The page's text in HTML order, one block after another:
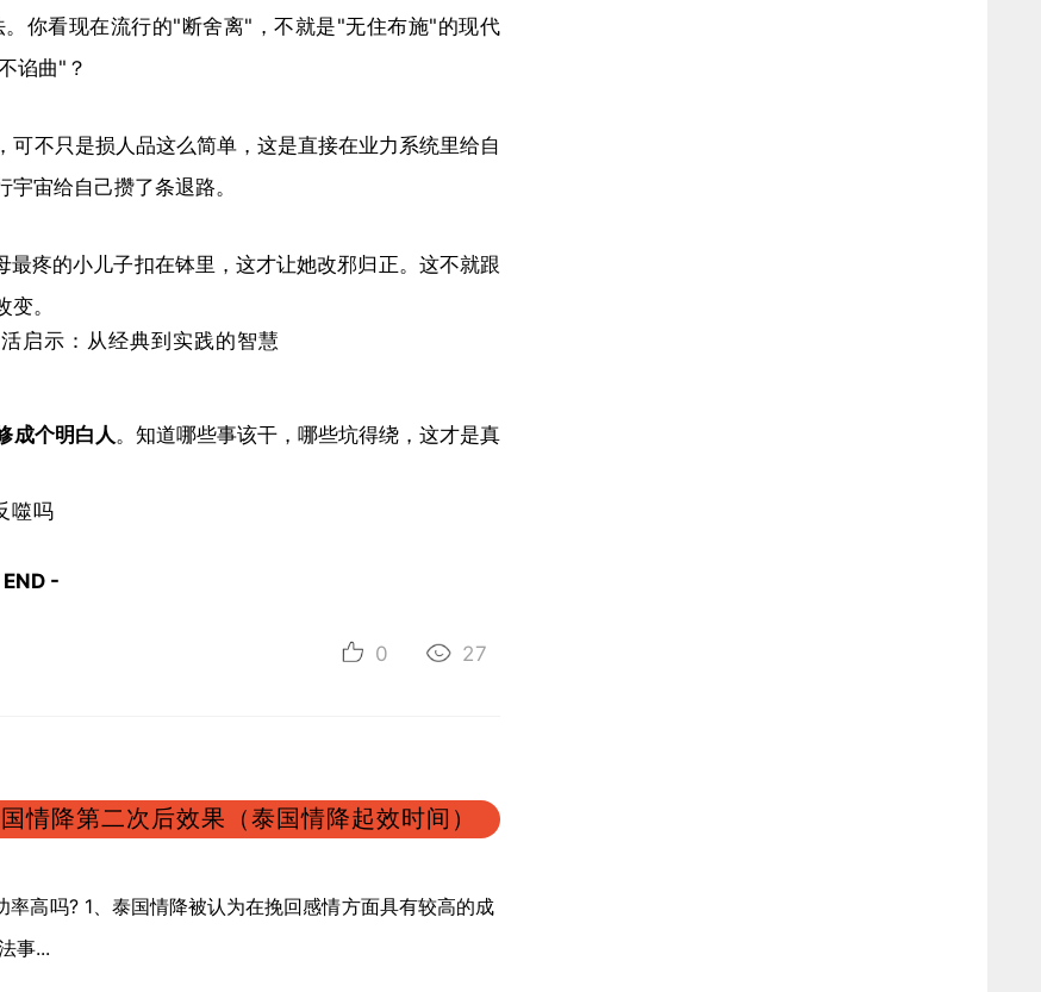
观
黑法
白法
大数
你看现在流行的"断舍离"，不就是"无住布施"的现代
谄曲"？
不只是损人品这么简单，这是直接在业力系统里给自
宙给自己攒了条退路。
疼的小儿子扣在钵里，这才让她改邪归正。这不就跟
。
成个明白人​​。知道哪些事该干，哪些坑得绕，这才是真
噬吗
-
27
0
情降第二次后效果（泰国情降起效时间）
率高吗? 1、泰国情降被认为在挽回感情方面具有较高的成
事...